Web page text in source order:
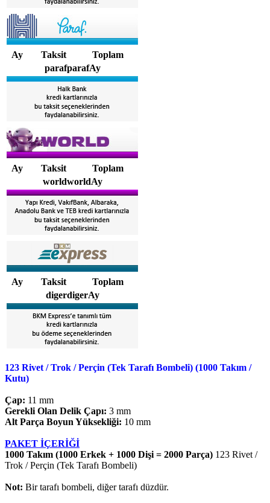
Ay Taksit
Toplam
parafparafAy
Ay Taksit
Toplam
worldworldAy
Ay Taksit
Toplam
digerdigerAy
123 Rivet / Trok / Perçin (Tek Tarafı Bombeli) (1000 Takım /
Kutu)
Çap: 11 mm
Gerekli Olan Delik Çapı: 3 mm
Alt Parça Boyun Yüksekliği: 10 mm
PAKET İÇERİĞİ
1000 Takım (1000 Erkek + 1000 Dişi = 2000 Parça) 123 Rivet /
Trok / Perçin (Tek Tarafı Bombeli)
Not: Bir tarafı bombeli, diğer tarafı düzdür.